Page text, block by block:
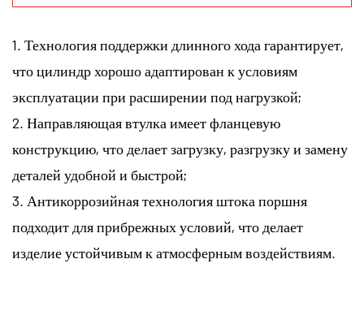
1. Технология поддержки длинного хода гарантирует,
что цилиндр хорошо адаптирован к условиям
эксплуатации при расширении под нагрузкой;
2. Направляющая втулка имеет фланцевую
конструкцию, что делает загрузку, разгрузку и замену
деталей удобной и быстрой;
3. Антикоррозийная технология штока поршня
подходит для прибрежных условий, что делает
изделие устойчивым к атмосферным воздействиям.